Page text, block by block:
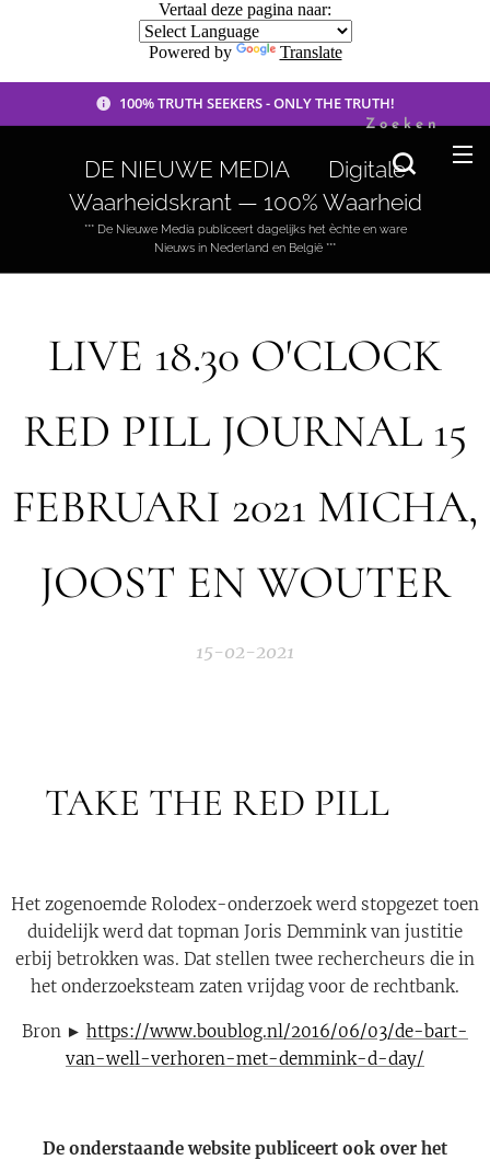
Vertaal deze pagina naar:
Powered by Translate
100% TRUTH SEEKERS - ONLY THE TRUTH!
DE NIEUWE MEDIA 🟣 Digitale
Waarheidskrant — 100% Waarheid
*** De Nieuwe Media publiceert dagelijks het èchte en ware
Nieuws in Nederland en België ***
Zoeken
LIVE 18.30 O'CLOCK
RED PILL JOURNAL 15
FEBRUARI 2021 MICHA,
JOOST EN WOUTER
15-02-2021
TAKE THE RED PILL 🔴
Het zogenoemde Rolodex-onderzoek werd stopgezet toen
duidelijk werd dat topman Joris Demmink van justitie
erbij betrokken was. Dat stellen twee rechercheurs die in
het onderzoeksteam zaten vrijdag voor de rechtbank.
Bron ► https://www.boublog.nl/2016/06/03/de-bart-
van-well-verhoren-met-demmink-d-day/
De onderstaande website publiceert ook over het